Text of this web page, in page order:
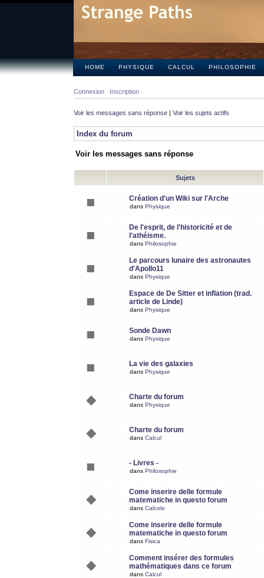
HOME PHYSIQUE CALCUL PHILOSOPHIE
Connexion Inscription
Voir les messages sans réponse | Voir les sujets actifs
Index du forum
Voir les messages sans réponse
Sujets
Création d'un Wiki sur l'Arche
dans Physique
De l'esprit, de l'historicité et de
l'athéisme.
dans Philosophie
Le parcours lunaire des astronautes
d'Apollo11
dans Physique
Espace de De Sitter et inflation (trad.
article de Linde)
dans Physique
Sonde Dawn
dans Physique
La vie des galaxies
dans Physique
Charte du forum
dans Physique
Charte du forum
dans Calcul
- Livres -
dans Philosophie
Come inserire delle formule
matematiche in questo forum
dans Calcolo
Come inserire delle formule
matematiche in questo forum
dans Fisica
Comment insérer des formules
mathématiques dans ce forum
dans Calcul